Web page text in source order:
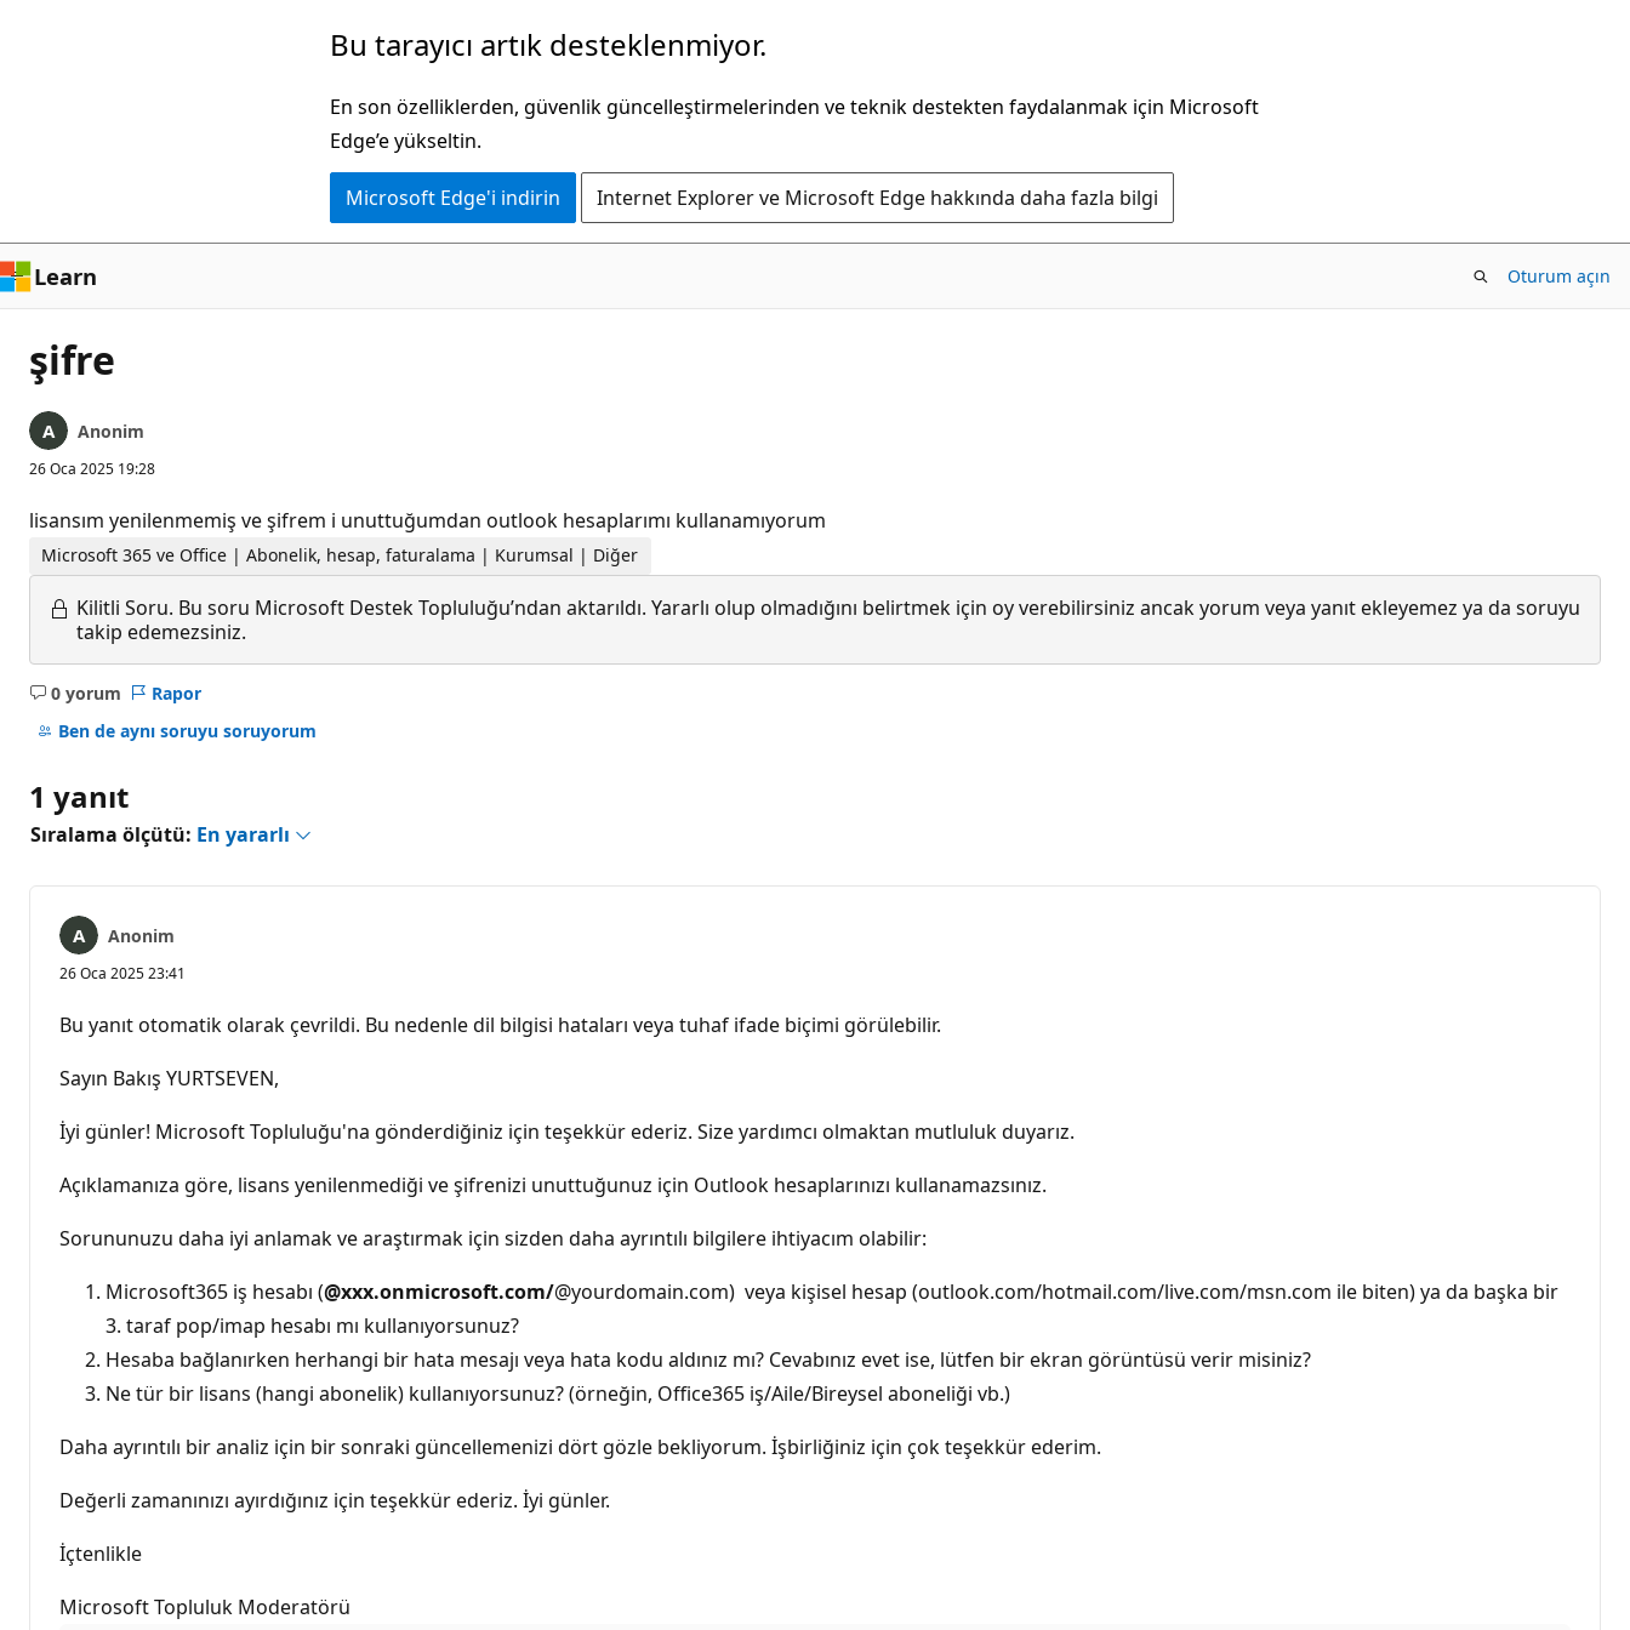
Bu tarayıcı artık desteklenmiyor.
En son özelliklerden, güvenlik güncelleştirmelerinden ve teknik destekten faydalanmak için Microsoft
Edge’e yükseltin.
Microsoft Edge'i indirin Internet Explorer ve Microsoft Edge hakkında daha fazla bilgi
Learn Oturum açın
şifre
Anonim
26 Oca 2025 19:28
lisansım yenilenmemiş ve şifrem i unuttuğumdan outlook hesaplarımı kullanamıyorum
Microsoft 365 ve Office | Abonelik, hesap, faturalama | Kurumsal | Diğer
Kilitli Soru. Bu soru Microsoft Destek Topluluğu’ndan aktarıldı. Yararlı olup olmadığını belirtmek için oy verebilirsiniz ancak yorum veya yanıt ekleyemez ya da soruyu
takip edemezsiniz.
0 yorum
Açıklama
yok
Rapor
Ben de aynı soruyu soruyorum
1 yanıt
Sıralama ölçütü: En yararlı
Anonim
26 Oca 2025 23:41
Bu yanıt otomatik olarak çevrildi. Bu nedenle dil bilgisi hataları veya tuhaf ifade biçimi görülebilir.
Sayın Bakış YURTSEVEN,
İyi günler! Microsoft Topluluğu'na gönderdiğiniz için teşekkür ederiz. Size yardımcı olmaktan mutluluk duyarız.
Açıklamanıza göre, lisans yenilenmediği ve şifrenizi unuttuğunuz için Outlook hesaplarınızı kullanamazsınız.
Sorununuzu daha iyi anlamak ve araştırmak için sizden daha ayrıntılı bilgilere ihtiyacım olabilir:
Microsoft365 iş hesabı (@xxx.onmicrosoft.com/@yourdomain.com) veya kişisel hesap (outlook.com/hotmail.com/live.com/msn.com ile biten) ya da başka bir
3. taraf pop/imap hesabı mı kullanıyorsunuz?
Hesaba bağlanırken herhangi bir hata mesajı veya hata kodu aldınız mı? Cevabınız evet ise, lütfen bir ekran görüntüsü verir misiniz?
Ne tür bir lisans (hangi abonelik) kullanıyorsunuz? (örneğin, Office365 iş/Aile/Bireysel aboneliği vb.)
Daha ayrıntılı bir analiz için bir sonraki güncellemenizi dört gözle bekliyorum. İşbirliğiniz için çok teşekkür ederim.
Değerli zamanınızı ayırdığınız için teşekkür ederiz. İyi günler.
İçtenlikle
Microsoft Topluluk Moderatörü